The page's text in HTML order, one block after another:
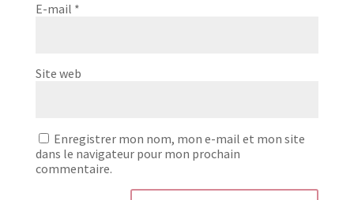
E-mail *
Site web
Enregistrer mon nom, mon e-mail et mon site
dans le navigateur pour mon prochain
commentaire.